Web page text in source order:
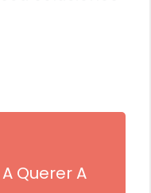
Querer A